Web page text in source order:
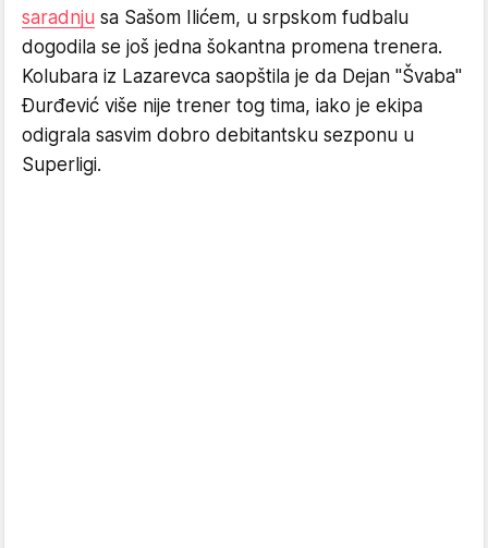
saradnju sa Sašom Ilićem, u srpskom fudbalu
dogodila se još jedna šokantna promena trenera.
Kolubara iz Lazarevca saopštila je da Dejan "Švaba"
Đurđević više nije trener tog tima, iako je ekipa
odigrala sasvim dobro debitantsku sezponu u
Superligi.